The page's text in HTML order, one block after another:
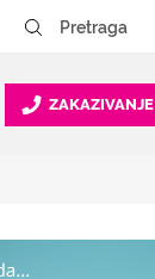
ZAKAZIVANJE